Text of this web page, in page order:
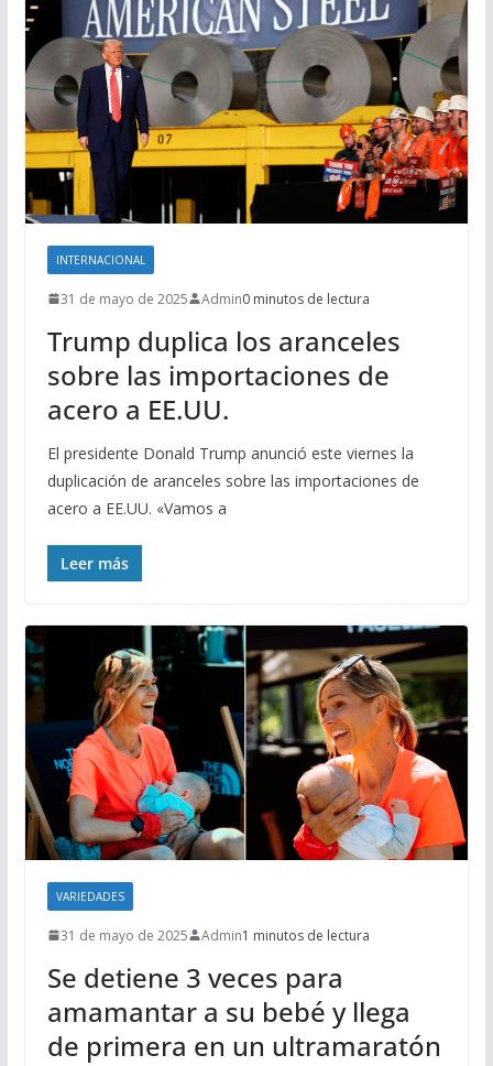
INTERNACIONAL
31 de mayo de 2025 Admin0 minutos de lectura
Trump duplica los aranceles
sobre las importaciones de
acero a EE.UU.
El presidente Donald Trump anunció este viernes la
duplicación de aranceles sobre las importaciones de
acero a EE.UU. «Vamos a
Leer más
VARIEDADES
31 de mayo de 2025 Admin1 minutos de lectura
Se detiene 3 veces para
amamantar a su bebé y llega
de primera en un ultramaratón